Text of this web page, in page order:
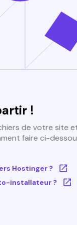
!
de votre site
faire ci-
Hostinger ?
installateur ?